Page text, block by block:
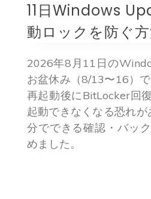
11日Windows
動ロックを防ぐ
2026年8月11日の
お盆休み（8/13〜16）で
再起動後にBitLocker回
起動できなくなる恐れ
分でできる確認・バッ
めました。